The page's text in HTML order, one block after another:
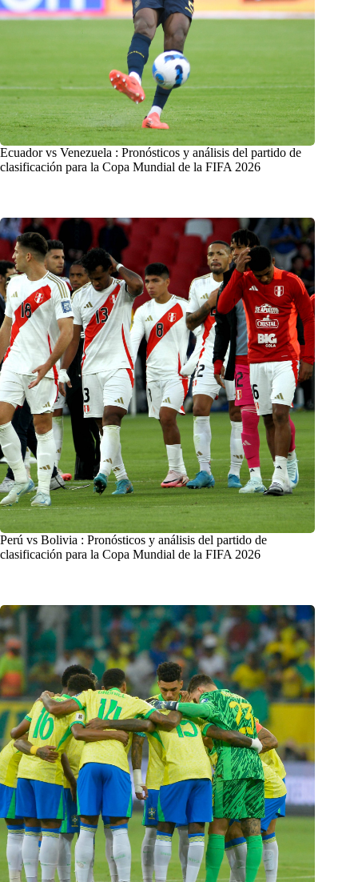
Ecuador vs Venezuela : Pronósticos y análisis del partido de
clasificación para la Copa Mundial de la FIFA 2026
Perú vs Bolivia : Pronósticos y análisis del partido de
clasificación para la Copa Mundial de la FIFA 2026